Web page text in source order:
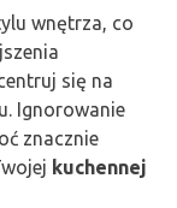
wnętrza, co
się na
Ignorowanie
znacznie
kuchennej